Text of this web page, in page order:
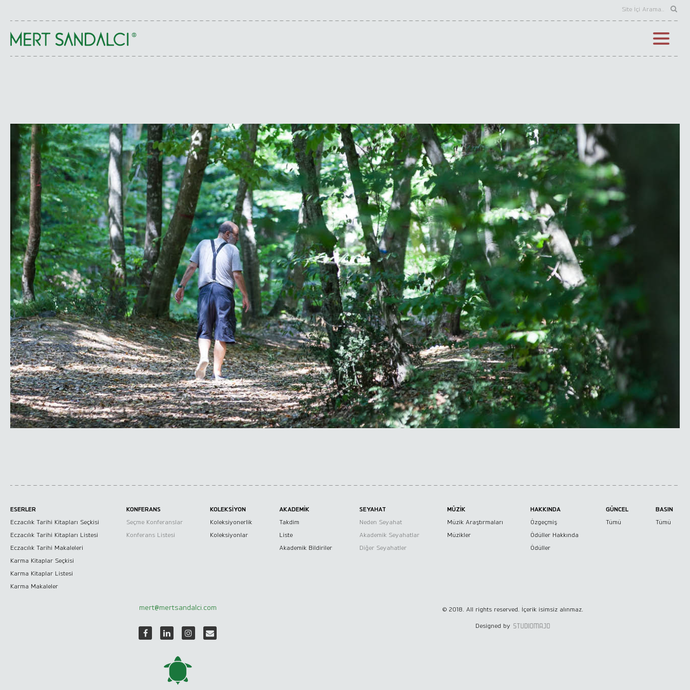
Eczacılık Tarihi Kitapları Listesi
Eczacılık Tarihi Makaleleri
Karma Kitaplar Seçkisi
Karma Kitaplar Listesi
Karma Makaleler
Seçme Konferanslar
Konferans Listesi
Koleksiyonerlik
Koleksiyonlar
Takdim
Akademik Seyahatlar
mert@mertsandalci.com
ESERLER
Eczacılık Tarihi Kitapları Seçkisi
Eczacılık Tarihi Kitapları Listesi
Eczacılık Tarihi Makaleleri
Karma Kitaplar Seçkisi
Karma Kitaplar Listesi
Karma Makaleler
KONFERANS
Seçme Konferanslar
Konferans Listesi
KOLEKSİYON
Koleksiyonerlik
Koleksiyonlar
AKADEMİK
Takdim
Liste
Akademik Bildiriler
SEYAHAT
Neden Seyahat
Akademik Seyahatlar
Diğer Seyahatler
MÜZİK
Müzik Araştırmaları
Müzikler
HAKKINDA
Özgeçmiş
Ödüller Hakkında
Ödüller
GÜNCEL
Tümü
BASIN
Tümü
© 2018. All rights reserved. İçerik isimsiz alınmaz.
Designed by